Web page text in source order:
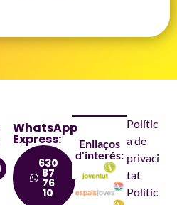
WhatsApp
Express:
630
87
76
10
Enllaços
d'interés:
Polític
a de
privaci
tat
Polític